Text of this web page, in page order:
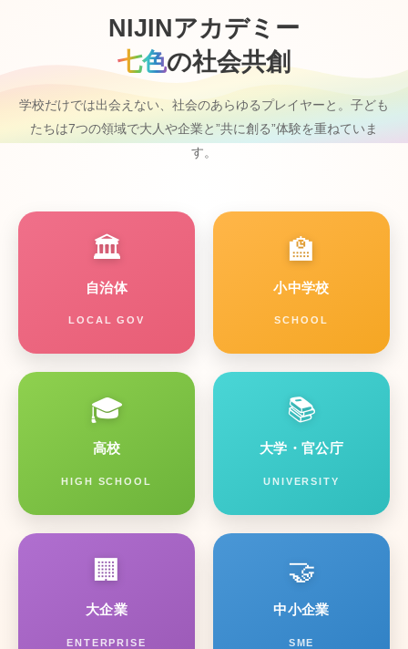
NIJINアカデミー
七色の社会共創
学校だけでは出会えない、社会のあらゆるプレイヤーと。子ども
たちは7つの領域で大人や企業と”共に創る”体験を重ねていま
す。
🏛️
自治体
LOCAL GOV
🏫
小中学校
SCHOOL
🎓
高校
HIGH SCHOOL
📚
大学・官公庁
UNIVERSITY
🏢
大企業
ENTERPRISE
🤝
中小企業
SME